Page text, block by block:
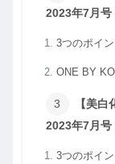
2023年7月号
3つのポイ
ONE BY
【美
2023年7月号
3つのポイ